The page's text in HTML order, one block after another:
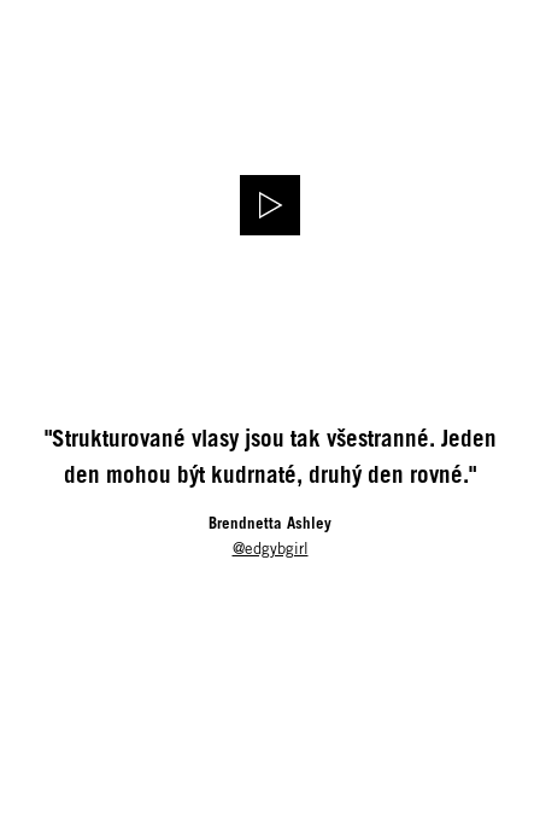
"Strukturované vlasy jsou tak všestranné. Jeden
den mohou být kudrnaté, druhý den rovné."
Brendnetta Ashley
@edgybgirl